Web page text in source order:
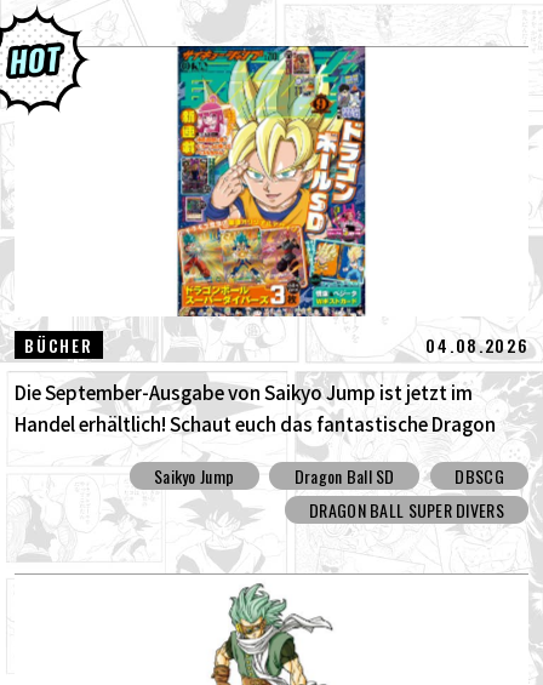
BÜCHER 04.08.2026
Die September-Ausgabe von Saikyo Jump ist jetzt im
Handel erhältlich! Schaut euch das fantastische Dragon
Ball SD Cover und all die tollen Bonusinhalte an!
Saikyo Jump Dragon Ball SD
DBSCG
DRAGON BALL SUPER DIVERS